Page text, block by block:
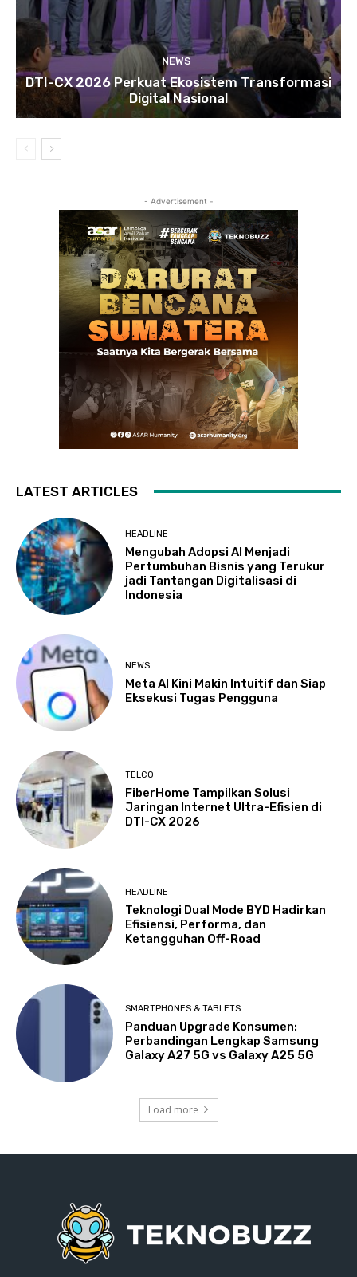
NEWS
DTI-CX 2026 Perkuat Ekosistem Transformasi
Digital Nasional
- Advertisement -
LATEST ARTICLES
HEADLINE
Mengubah Adopsi AI Menjadi
Pertumbuhan Bisnis yang Terukur
jadi Tantangan Digitalisasi di
Indonesia
NEWS
Meta AI Kini Makin Intuitif dan Siap
Eksekusi Tugas Pengguna
TELCO
FiberHome Tampilkan Solusi
Jaringan Internet Ultra-Efisien di
DTI-CX 2026
HEADLINE
Teknologi Dual Mode BYD Hadirkan
Efisiensi, Performa, dan
Ketangguhan Off-Road
SMARTPHONES & TABLETS
Panduan Upgrade Konsumen:
Perbandingan Lengkap Samsung
Galaxy A27 5G vs Galaxy A25 5G
Load more